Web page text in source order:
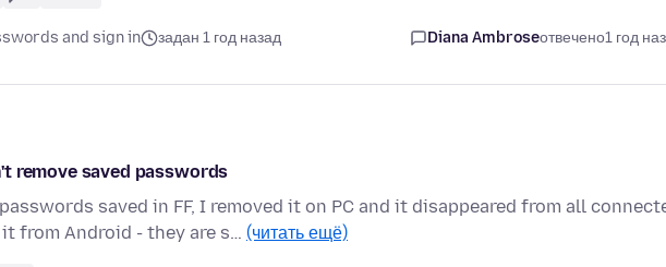
and sign in задан 1 год назад Diana Ambroseотвечено1 год
remove saved passwords
saved in FF, I removed it on PC and it disappeared from all
from Android - they are s… (читать ещё)